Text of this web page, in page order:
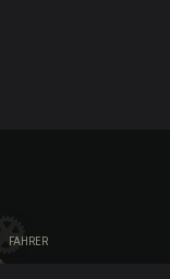
FAHRER